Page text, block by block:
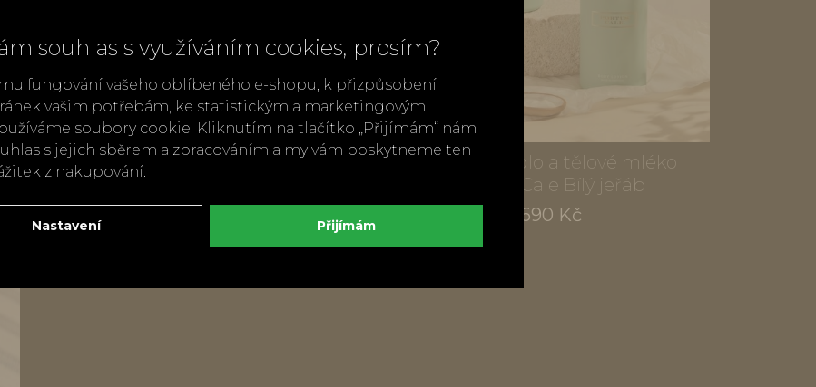
Pánská toaletní voda EDT
Castelbel Gentlemen's Club
Tekuté mýdlo a tělové mléko
Portus Cale Bílý jeřáb
690 Kč
souhlas s využíváním cookies, prosím?
fungování vašeho oblíbeného e-shopu, k přizpůsobení
vašim potřebám, ke statistickým a marketingovým
soubory cookie. Kliknutím na tlačítko „Přijímám“ nám
s jejich sběrem a zpracováním a my vám poskytneme ten
z nakupování.
Nastavení Přijímám